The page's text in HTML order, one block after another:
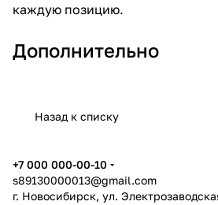
каждую позицию.
Дополнительно
Назад к списку
+7 000 000-00-10
s89130000013@gmail.com
г. Новосибирск, ул.